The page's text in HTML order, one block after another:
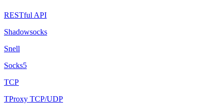
RESTful API
Shadowsocks
Snell
Socks5
TCP
TProxy TCP/UDP